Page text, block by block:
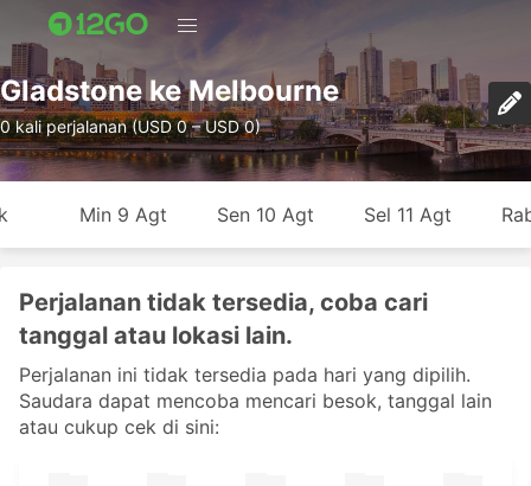
Gladstone ke Melbourne
0 kali perjalanan (USD 0 – USD 0)
Min 9 Agt Sen 10 Agt Sel 11 Agt
Perjalanan tidak tersedia, coba cari
tanggal atau lokasi lain.
Perjalanan ini tidak tersedia pada hari yang dipilih.
Saudara dapat mencoba mencari besok, tanggal lain
atau cukup cek di sini: